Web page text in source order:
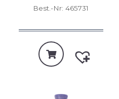
Best.-Nr: 465731